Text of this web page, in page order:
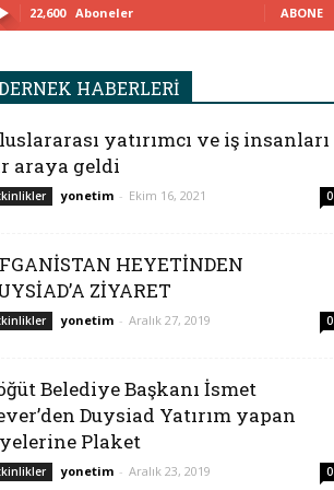
22,600 Aboneler ABONE
HABERLERİ
yatırımcı ve iş insanları
araya geldi
yonetim - Ekim 16, 2021 0
HEYETİNDEN
ZİYARET
yonetim - Aralık 27, 2019 0
Belediye Başkanı İsmet
Duysiad Yatırım yapan
Plaket
yonetim - Aralık 23, 2019 0